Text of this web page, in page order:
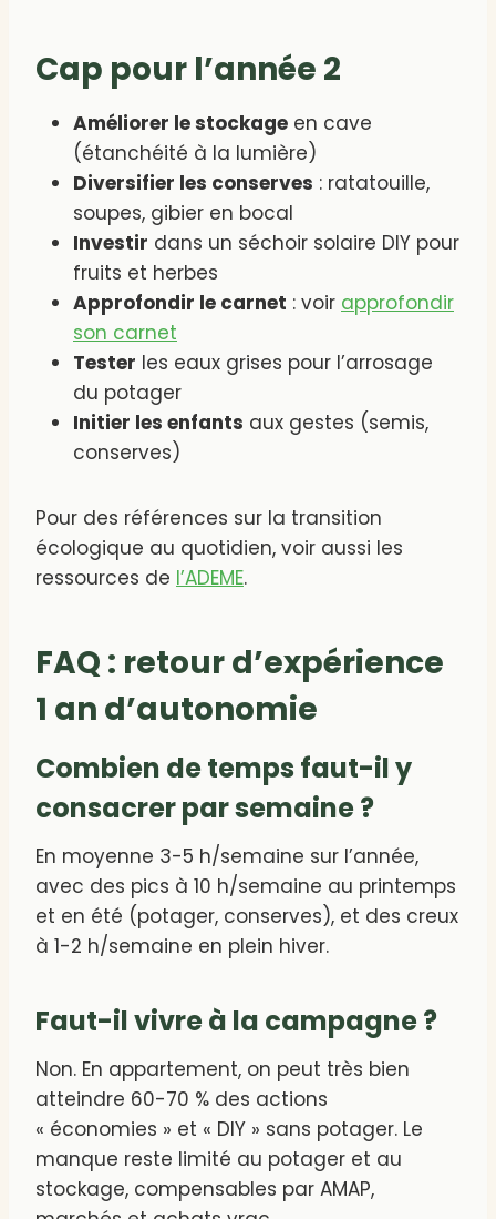
Cap pour l’année 2
Améliorer le stockage en cave
(étanchéité à la lumière)
Diversifier les conserves : ratatouille,
soupes, gibier en bocal
Investir dans un séchoir solaire DIY pour
fruits et herbes
Approfondir le carnet : voir approfondir
son carnet
Tester les eaux grises pour l’arrosage
du potager
Initier les enfants aux gestes (semis,
conserves)
Pour des références sur la transition
écologique au quotidien, voir aussi les
ressources de l’ADEME.
FAQ : retour d’expérience
1 an d’autonomie
Combien de temps faut-il y
consacrer par semaine ?
En moyenne 3-5 h/semaine sur l’année,
avec des pics à 10 h/semaine au printemps
et en été (potager, conserves), et des creux
à 1-2 h/semaine en plein hiver.
Faut-il vivre à la campagne ?
Non. En appartement, on peut très bien
atteindre 60-70 % des actions
« économies » et « DIY » sans potager. Le
manque reste limité au potager et au
stockage, compensables par AMAP,